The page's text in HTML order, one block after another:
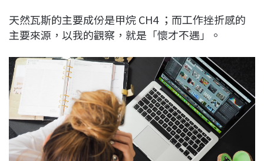
天然瓦斯的主要成份是甲烷 CH4 ；而工作挫折感的
主要來源，以我的觀察，就是「懷才不遇」。